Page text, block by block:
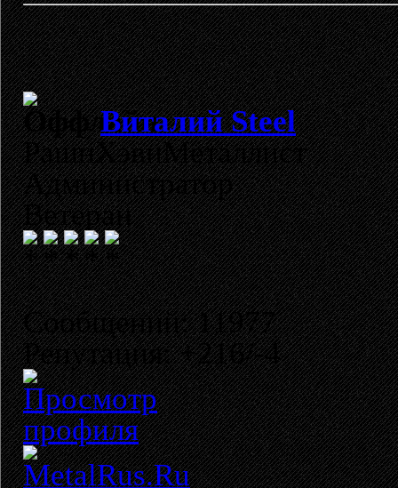
Виталий Steel
РашнХэвиМеталлист
Администратор
Ветеран
Сообщений: 11977
Репутация: +216/-4